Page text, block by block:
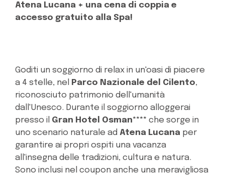
Atena Lucana + una cena di coppia e
accesso gratuito alla Spa!
Goditi un soggiorno di relax in un'oasi di piacere
a 4 stelle, nel
Parco Nazionale del Cilento,
riconosciuto patrimonio dell'umanità
dall'Unesco. Durante il soggiorno alloggerai
presso il Gran Hotel Osman**** che sorge in
uno scenario naturale ad Atena Lucana per
garantire ai propri ospiti una vacanza
all'insegna delle tradizioni, cultura e natura.
Sono inclusi nel coupon anche una meravigliosa